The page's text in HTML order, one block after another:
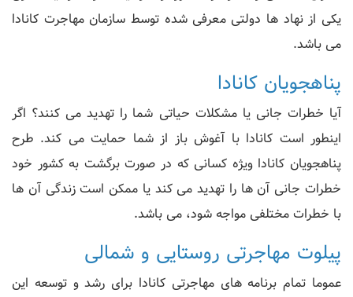
یکی از نهاد ها دولتی معرفی شده توسط سازمان مهاجرت کانادا
می باشد.
پناهجویان کانادا
آیا خطرات جانی یا مشکلات حیاتی شما را تهدید می کنند؟ اگر
اینطور است کانادا با آغوش باز از شما حمایت می کند. طرح
پناهجویان کانادا ویژه کسانی که در صورت برگشت به کشور خود
خطرات جانی آن ها را تهدید می کند یا ممکن است زندگی آن ها
با خطرات مختلفی مواجه شود، می باشد.
پیلوت مهاجرتی روستایی و شمالی
عموما تمام برنامه های مهاجرتی کانادا برای رشد و توسعه این